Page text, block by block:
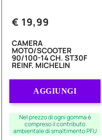
€ 19,99
CAMERA
MOTO/SCOOTER
90/100-14 CH. ST30F
REINF. MICHELIN
AGGIUNGI
Nel prezzo di ogni gomma è
compreso il contributo
ambientale di smaltimento PFU